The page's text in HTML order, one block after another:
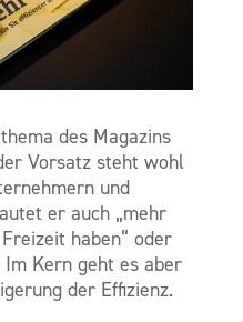
des Magazins
Vorsatz steht wohl
und
er auch „mehr
haben“ oder
Im Kern geht es aber
der Effizienz.